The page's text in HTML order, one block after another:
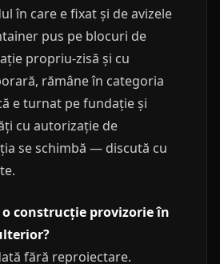
în care e fixat și de avizele
pus pe blocuri de
propriu-zisă și cu
rămâne în categoria
e turnat pe fundație și
cu autorizație de
se schimbă — discută cu
construcție provizorie în
fără reproiectare.